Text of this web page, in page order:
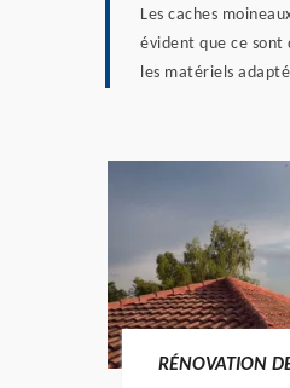
Les caches
évident que ce sont
les matériels
RÉNOVATION